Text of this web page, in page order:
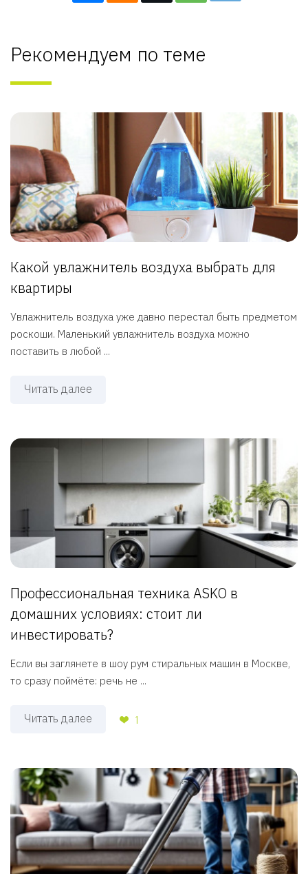
Рекомендуем по теме
Какой увлажнитель воздуха выбрать для
квартиры
Увлажнитель воздуха уже давно перестал быть предметом
роскоши. Маленький увлажнитель воздуха можно
поставить в любой ...
Читать далее
Профессиональная техника ASKO в
домашних условиях: стоит ли
инвестировать?
Если вы заглянете в шоу рум стиральных машин в Москве,
то сразу поймёте: речь не ...
Читать далее 1